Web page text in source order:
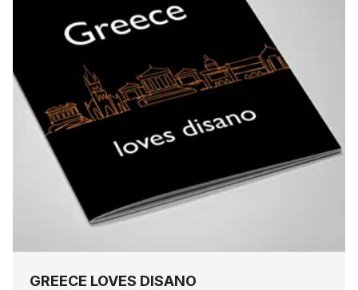
GREECE LOVES DISANO